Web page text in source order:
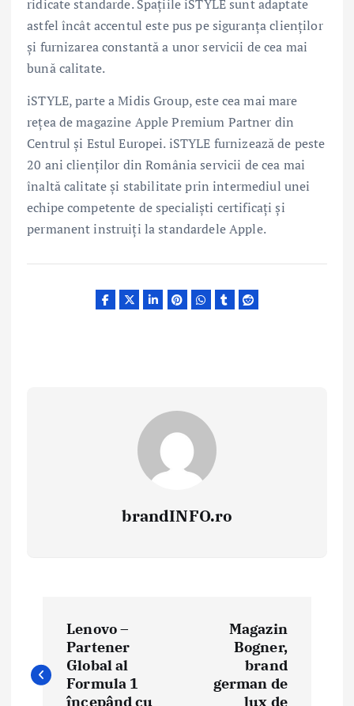
ridicate standarde. Spațiile iSTYLE sunt adaptate
astfel încât accentul este pus pe siguranța clienților
și furnizarea constantă a unor servicii de cea mai
bună calitate.
iSTYLE, parte a Midis Group, este cea mai mare
rețea de magazine Apple Premium Partner din
Centrul și Estul Europei. iSTYLE furnizează de peste
20 ani clienților din România servicii de cea mai
înaltă calitate și stabilitate prin intermediul unei
echipe competente de specialiști certificați și
permanent instruiți la standardele Apple.
brandINFO.ro
v
Lenovo –
Partener
Global al
Formula 1
începând cu
Magazin
Bogner,
brand
german de
lux de